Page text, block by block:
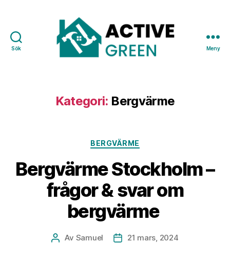
Sök Meny
Kategori: Bergvärme
Kategorier
BERGVÄRME
Bergvärme Stockholm –
frågor & svar om
bergvärme
Inläggsförfattare
Av Samuel Inläggsdatum
21 mars, 2024